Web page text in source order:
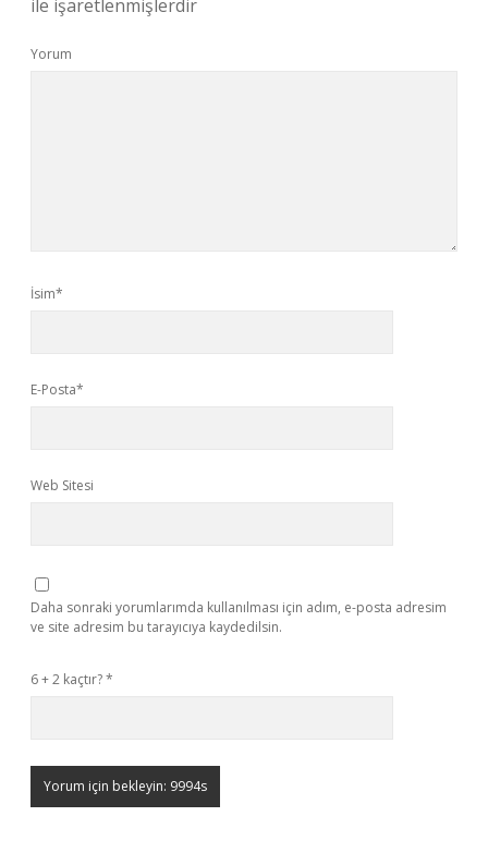
ile işaretlenmişlerdir
Yorum
İsim*
E-Posta*
Web Sitesi
Daha sonraki yorumlarımda kullanılması için adım, e-posta adresim
ve site adresim bu tarayıcıya kaydedilsin.
6 + 2 kaçtır?*